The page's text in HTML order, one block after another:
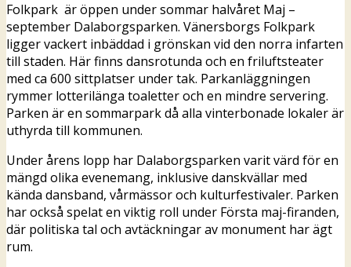
Folkpark är öppen under sommar halvåret Maj –
september Dalaborgsparken. Vänersborgs Folkpark
ligger vackert inbäddad i grönskan vid den norra infarten
till staden. Här finns dansrotunda och en friluftsteater
med ca 600 sittplatser under tak. Parkanläggningen
rymmer lotterilänga toaletter och en mindre servering.
Parken är en sommarpark då alla vinterbonade lokaler är
uthyrda till kommunen.
Under årens lopp har Dalaborgsparken varit värd för en
mängd olika evenemang, inklusive danskvällar med
kända dansband, vårmässor och kulturfestivaler. Parken
har också spelat en viktig roll under Första maj-firanden,
där politiska tal och avtäckningar av monument har ägt
rum.